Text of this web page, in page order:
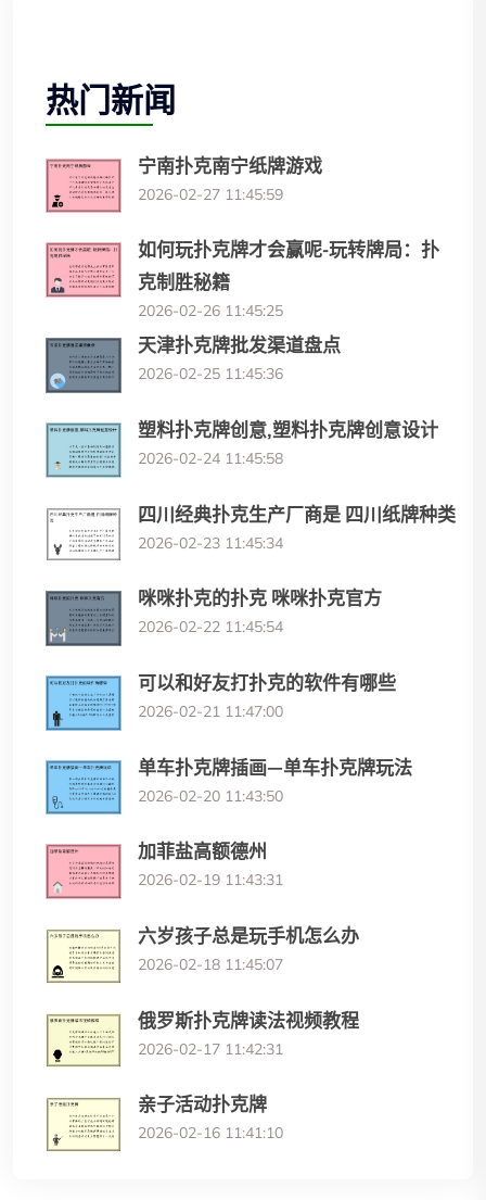
热门新闻
宁南扑克南宁纸牌游戏
2026-02-27 11:45:59
如何玩扑克牌才会赢呢-玩转牌局：扑
克制胜秘籍
2026-02-26 11:45:25
天津扑克牌批发渠道盘点
2026-02-25 11:45:36
塑料扑克牌创意,塑料扑克牌创意设计
2026-02-24 11:45:58
四川经典扑克生产厂商是 四川纸牌种类
2026-02-23 11:45:34
咪咪扑克的扑克 咪咪扑克官方
2026-02-22 11:45:54
可以和好友打扑克的软件有哪些
2026-02-21 11:47:00
单车扑克牌插画—单车扑克牌玩法
2026-02-20 11:43:50
加菲盐高额德州
2026-02-19 11:43:31
六岁孩子总是玩手机怎么办
2026-02-18 11:45:07
俄罗斯扑克牌读法视频教程
2026-02-17 11:42:31
亲子活动扑克牌
2026-02-16 11:41:10